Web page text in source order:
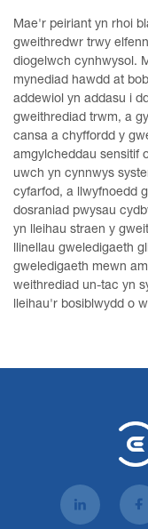
Mae'r peiriant yn rhoi
gweithredwr trwy
diogelwch cynhwysol.
mynediad hawdd at
addewiol yn addasu i
gweithrediad trwm, a
cansa a chyffordd y
amgylcheddau sensitif
uwch yn cynnwys
cyfarfod, a llwyfnoedd
dosraniad pwysau
yn lleihau straen y
llinellau gweledigaeth
gweledigaeth mewn
weithrediad un-tac yn
lleihau'r bosiblwydd o